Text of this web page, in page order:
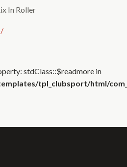
In Roller
stdClass::$readmore in
tpl_clubsport/html/